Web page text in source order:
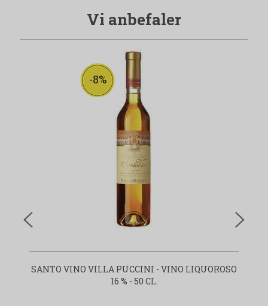
Vi anbefaler
-8%
SANTO VINO VILLA PUCCINI - VINO LIQUOROSO
16 % - 50 CL.